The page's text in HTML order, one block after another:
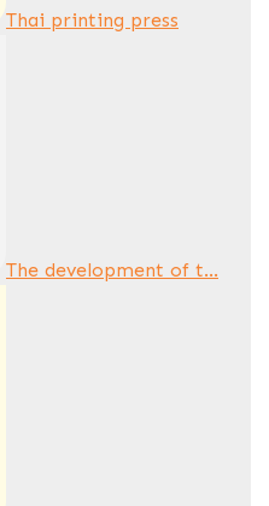
Thai printing press
The development of t...